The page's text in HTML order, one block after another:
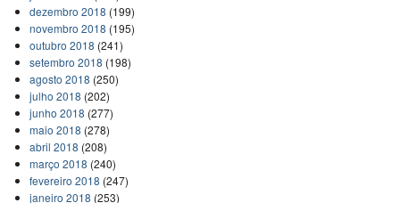
dezembro 2018 (199)
novembro 2018 (195)
outubro 2018 (241)
setembro 2018 (198)
agosto 2018 (250)
julho 2018 (202)
junho 2018 (277)
maio 2018 (278)
abril 2018 (208)
março 2018 (240)
fevereiro 2018 (247)
janeiro 2018 (253)